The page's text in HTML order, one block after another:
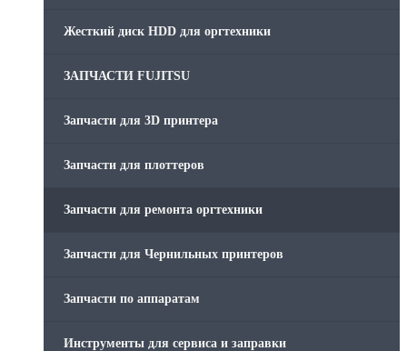
Жесткий диск HDD для оргтехники
ЗАПЧАСТИ FUJITSU
Запчасти для 3D принтера
Запчасти для плоттеров
Запчасти для ремонта оргтехники
Запчасти для Чернильных принтеров
Запчасти по аппаратам
Инструменты для сервиса и заправки